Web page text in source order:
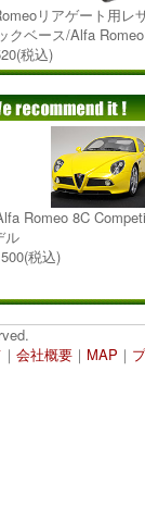
リアゲート用レ
クベース/Alfa
税込)
Romeo 8C
ル
税込)
｜ 会社概要 ｜ MAP ｜